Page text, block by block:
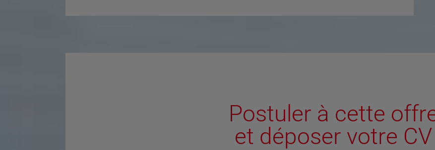
Postuler à cette
et déposer votre CV